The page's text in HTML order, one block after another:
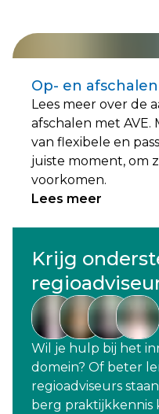
Op- en
Lees meer over de
afschalen met AVE.
van flexibele en
juiste moment, om
voorkomen.
Lees meer
Krijg
Wil je hulp bij het
domein? Of beter
regioadviseurs
berg praktijkkennis